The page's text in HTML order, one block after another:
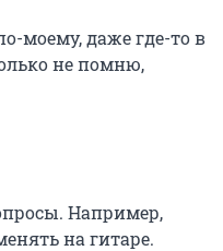
моему, даже где-то в
не помню,
Например,
на гитаре.